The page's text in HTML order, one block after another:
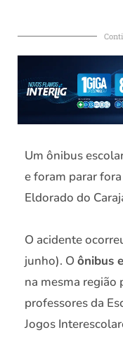
Um ônibus
e foram parar
Eldorado do
O acidente
junho). O ônibus
na mesma região
professores da
Jogos